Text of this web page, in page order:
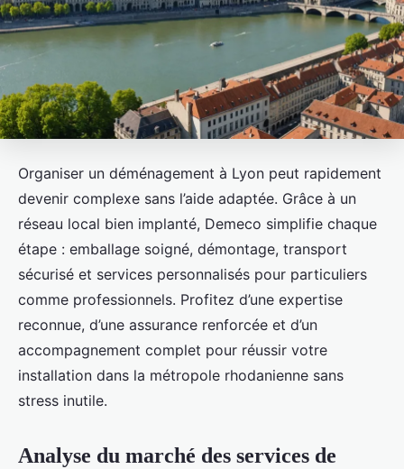
Organiser un déménagement à Lyon peut rapidement
devenir complexe sans l’aide adaptée. Grâce à un
réseau local bien implanté, Demeco simplifie chaque
étape : emballage soigné, démontage, transport
sécurisé et services personnalisés pour particuliers
comme professionnels. Profitez d’une expertise
reconnue, d’une assurance renforcée et d’un
accompagnement complet pour réussir votre
installation dans la métropole rhodanienne sans
stress inutile.
Analyse du marché des services de